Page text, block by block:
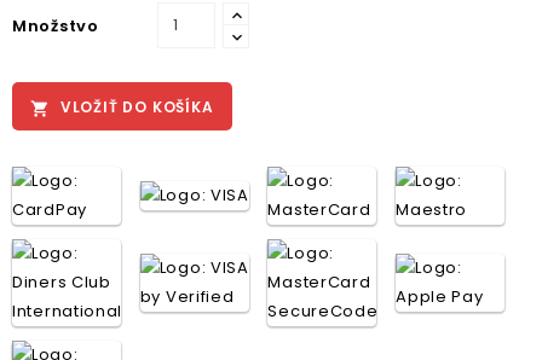
Množstvo
 VLOŽIŤ DO KOŠÍKA